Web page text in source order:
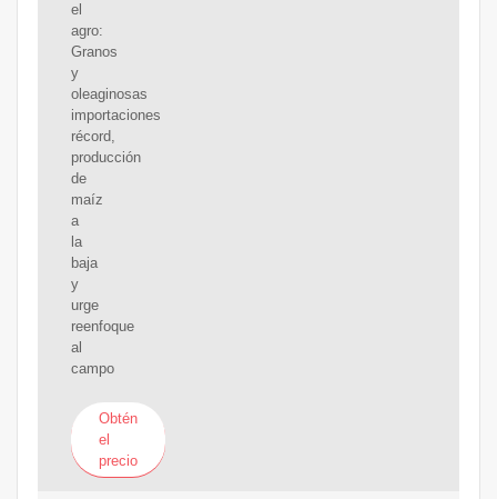
el
agro:
Granos
y
oleaginosas
importaciones
récord,
producción
de
maíz
a
la
baja
y
urge
reenfoque
al
campo
Obtén
el
precio